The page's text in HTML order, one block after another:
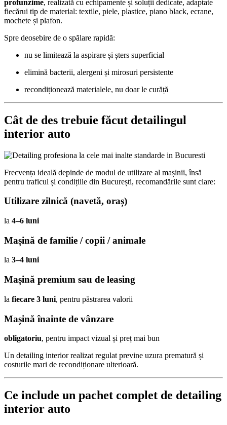
profunzime, realizată cu echipamente și soluții dedicate, adaptate
fiecărui tip de material: textile, piele, plastice, piano black, ecrane,
mochete și plafon.
Spre deosebire de o spălare rapidă:
nu se limitează la aspirare și șters superficial
elimină bacterii, alergeni și mirosuri persistente
recondiționează materialele, nu doar le curăță
Cât de des trebuie făcut detailingul
interior auto
Frecvența ideală depinde de modul de utilizare al mașinii, însă
pentru traficul și condițiile din București, recomandările sunt clare:
Utilizare zilnică (navetă, oraș)
la 4–6 luni
Mașină de familie / copii / animale
la 3–4 luni
Mașină premium sau de leasing
la fiecare 3 luni, pentru păstrarea valorii
Mașină înainte de vânzare
obligatoriu, pentru impact vizual și preț mai bun
Un detailing interior realizat regulat previne uzura prematură și
costurile mari de recondiționare ulterioară.
Ce include un pachet complet de detailing
interior auto